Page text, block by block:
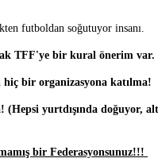
futboldan soğutuyor insanı.
TFF'ye bir kural önerim var.
hiç bir organizasyona katılma!
yurtdışında doğuyor,
bir Federasyonsunuz!!!